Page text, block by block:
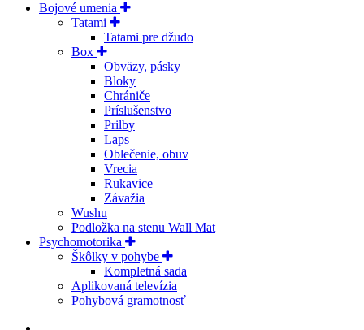
Bojové umenia
Tatami
Tatami pre džudo
Box
Obväzy, pásky
Bloky
Chrániče
Príslušenstvo
Prilby
Laps
Oblečenie, obuv
Vrecia
Rukavice
Závažia
Wushu
Podložka na stenu Wall Mat
Psychomotorika
Škôlky v pohybe
Kompletná sada
Aplikovaná televízia
Pohybová gramotnosť